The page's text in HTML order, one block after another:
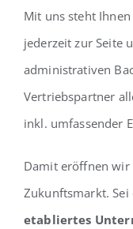
Mit uns steht
jederzeit zur Seite
administrativen
Vertriebspartner
inkl. umfassender
Damit eröffnen wir
Zukunftsmarkt. Sei
etabliertes